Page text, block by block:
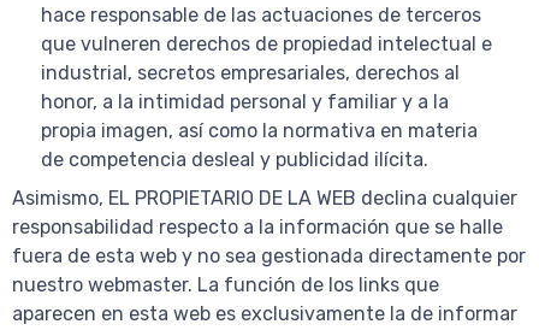
hace responsable de las actuaciones de terceros
que vulneren derechos de propiedad intelectual e
industrial, secretos empresariales, derechos al
honor, a la intimidad personal y familiar y a la
propia imagen, así como la normativa en materia
de competencia desleal y publicidad ilícita.
Asimismo, EL PROPIETARIO DE LA WEB declina cualquier
responsabilidad respecto a la información que se halle
fuera de esta web y no sea gestionada directamente por
nuestro webmaster. La función de los links que
aparecen en esta web es exclusivamente la de informar